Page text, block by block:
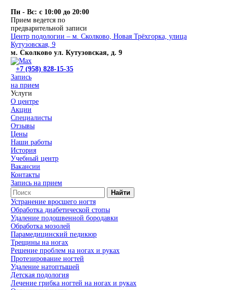
Пн - Вс: с 10:00 до 20:00
Прием ведется по
предварительной записи
Центр подологии – м. Сколково, Новая Трёхгорка, улица
Кутузовская, 9
м. Сколково ул. Кутузовская, д. 9
+7 (958) 828-15-35
Запись
на прием
Услуги
О центре
Акции
Специалисты
Отзывы
Цены
Наши работы
История
Учебный центр
Вакансии
Контакты
Запись на прием
Найти
Устранение вросшего ногтя
Обработка диабетической стопы
Удаление подошвенной бородавки
Обработка мозолей
Парамедицинский педикюр
Трещины на ногах
Решение проблем на ногах и руках
Протезирование ногтей
Удаление натоптышей
Детская подология
Лечение грибка ногтей на ногах и руках